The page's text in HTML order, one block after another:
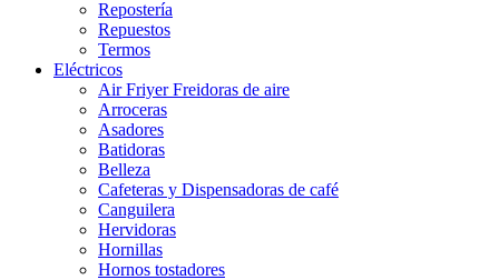
Repostería
Repuestos
Termos
Eléctricos
Air Friyer Freidoras de aire
Arroceras
Asadores
Batidoras
Belleza
Cafeteras y Dispensadoras de café
Canguilera
Hervidoras
Hornillas
Hornos tostadores